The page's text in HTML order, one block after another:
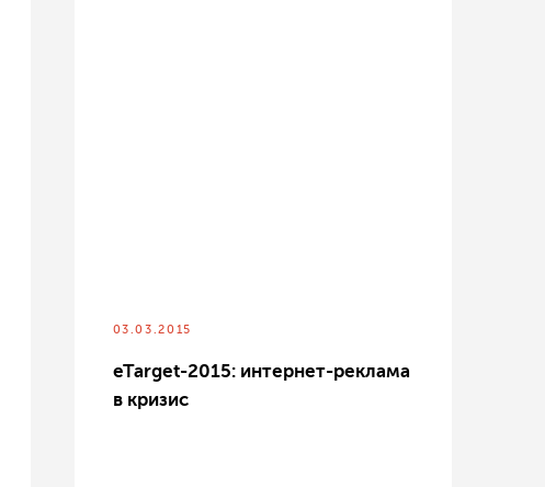
03.03.2015
eTarget-2015: интернет-реклама
в кризис